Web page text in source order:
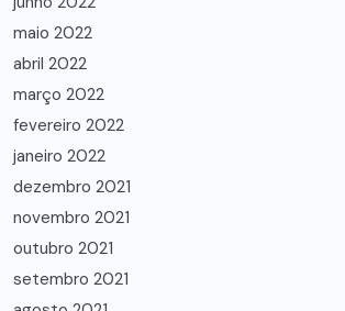
maio 2022
abril 2022
março 2022
fevereiro 2022
janeiro 2022
dezembro 2021
novembro 2021
outubro 2021
setembro 2021